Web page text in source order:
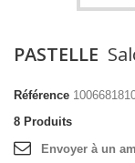
PASTELLE
Référence
8 Produits
Envoyer à un